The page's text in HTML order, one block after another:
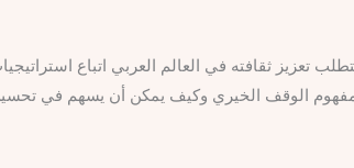
تعزيز ثقافته في العالم العربي اتباع
مفهوم الوقف الخيري وكيف يمكن أن يسهم في